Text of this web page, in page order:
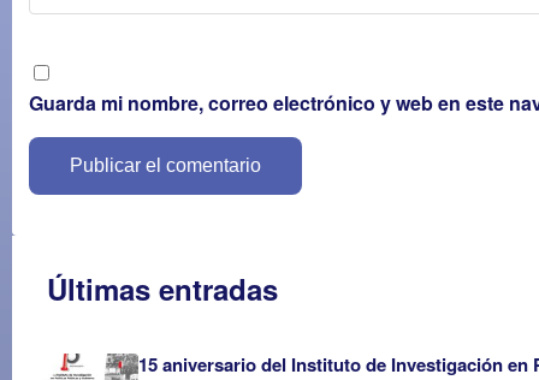
Guarda mi nombre, correo electrónico y web en este
Últimas entradas
15 aniversario del Instituto de Investigación